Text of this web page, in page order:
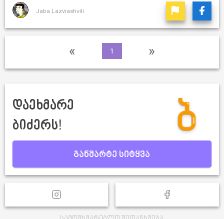
Jaba Lazviashvili
« 1 »
დაეხმარე
ბიძერს!
განმარტე სიტყვა